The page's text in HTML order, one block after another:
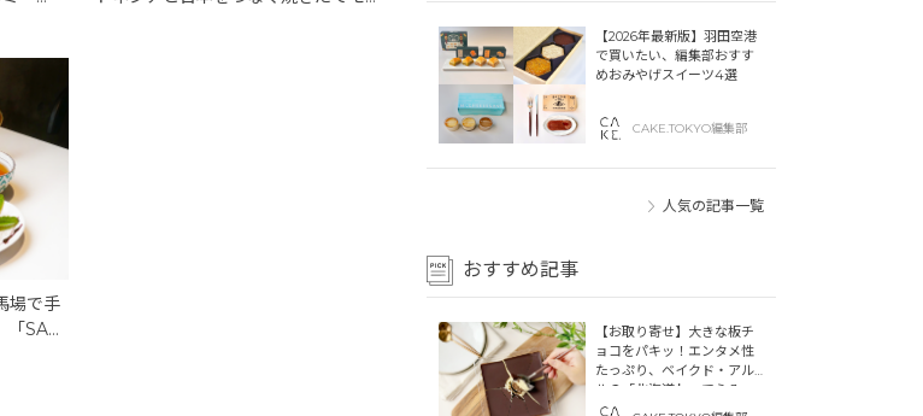
場で手
「SAM
【2026年最新版】羽田空港
で買いたい、編集部おすす
めおみやげスイーツ4選
CAKE.TOKYO編集部
人気の記事一覧
おすすめ記事
【お取り寄せ】大きな板チ
ョコをパキッ！エンタメ性
たっぷり、ベイクド・アル
ルの「北海道わってらみ
す」